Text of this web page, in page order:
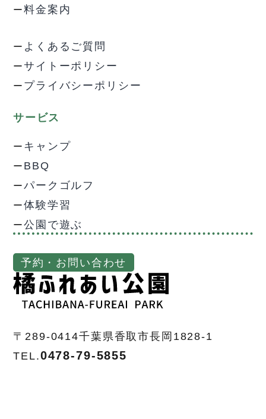
〒289-0414千葉県香取市長岡1828-1
TEL.0478-79-5855
料金案内
よくあるご質問
サイトーポリシー
プライバシーポリシー
サービス
キャンプ
BBQ
パークゴルフ
体験学習
公園で遊ぶ
予約・お問い合わせ